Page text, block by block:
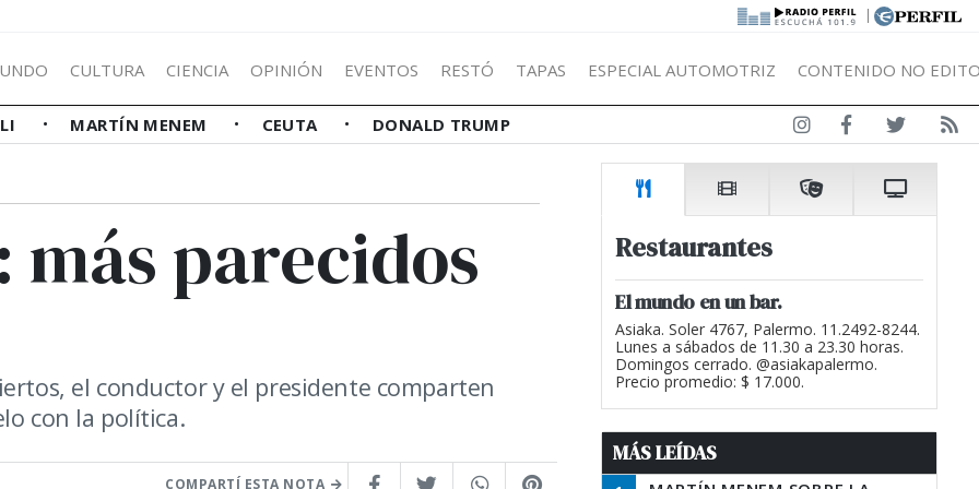
|
CULTURA CIENCIA OPINIÓN EVENTOS RESTÓ TAPAS ESPECIAL AUTOMOTRIZ CONTENIDO NO
MARTÍN MENEM CEUTA DONALD TRUMP
parecidos
el conductor y el presidente comparten
con la política.
COMPARTÍ ESTA NOTA
Restaurantes
El mundo en un bar.
Asiaka. Soler 4767, Palermo. 11.2492-8244.
Lunes a sábados de 11.30 a 23.30 horas.
Domingos cerrado. @asiakapalermo.
Precio promedio: $ 17.000.
MÁS LEÍDAS